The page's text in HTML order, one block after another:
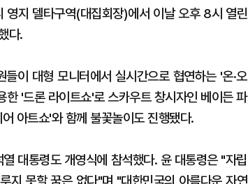
영지 델타구역(대집회장)에서 이날 오후 8시 열린
다.
이 대형 모니터에서 실시간으로 협연하는 '온·오
'드론 라이트쇼'로 스카우트 창시자인 베이든 파
아트쇼'와 함께 불꽃놀이도 진행됐다.
대통령도 개영식에 참석했다. 윤 대통령은 "자립